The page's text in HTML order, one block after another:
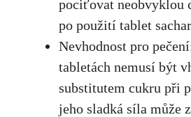
pociťovat neobvyklou
po použití tablet
Nevhodnost pro
tabletách nemusí být
substitutem cukru při
jeho sladká síla může